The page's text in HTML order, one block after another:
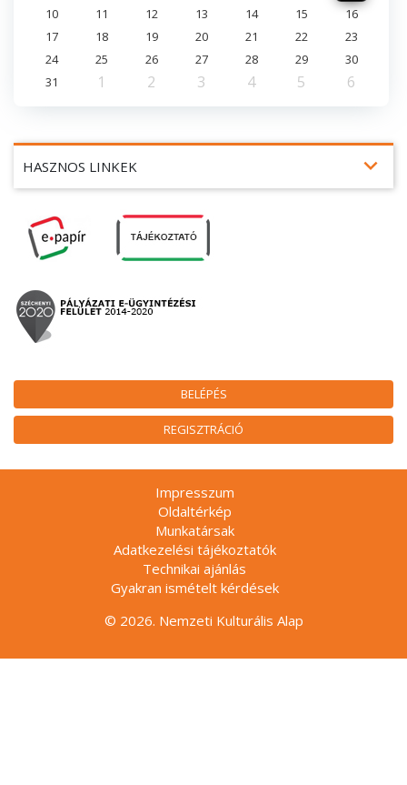
BELÉPÉS
REGISZTRÁCIÓ
HASZNOS LINKEK expand_more
10
11 12 13 14 15
16
17
18 19 20 21 22
23
24
25 26 27 28 29
30
31
1 2 3 4 5 6
Impresszum
Oldaltérkép
Munkatársak
Adatkezelési tájékoztatók
Technikai ajánlás
Gyakran ismételt kérdések
© 2026. Nemzeti Kulturális Alap